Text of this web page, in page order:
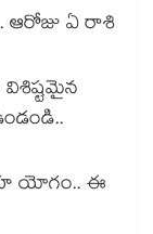
ఆరోజు ఏ రాశి
యోగం.. ఈ